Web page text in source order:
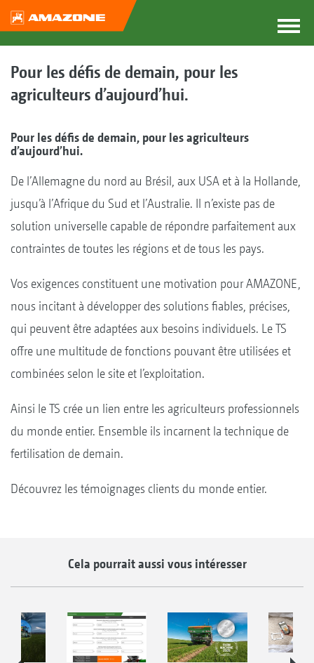
Pour les défis de demain, pour les
agriculteurs d’aujourd’hui.
Pour les défis de demain, pour les agriculteurs
d’aujourd’hui.
De l’Allemagne du nord au Brésil, aux USA et à la Hollande,
jusqu’à l’Afrique du Sud et l’Australie. Il n’existe pas de
solution universelle capable de répondre parfaitement aux
contraintes de toutes les régions et de tous les pays.
Vos exigences constituent une motivation pour AMAZONE,
nous incitant à développer des solutions fiables, précises,
qui peuvent être adaptées aux besoins individuels. Le TS
offre une multitude de fonctions pouvant être utilisées et
combinées selon le site et l’exploitation.
Ainsi le TS crée un lien entre les agriculteurs professionnels
du monde entier. Ensemble ils incarnent la technique de
fertilisation de demain.
Découvrez les témoignages clients du monde entier.
Cela pourrait aussi vous intéresser